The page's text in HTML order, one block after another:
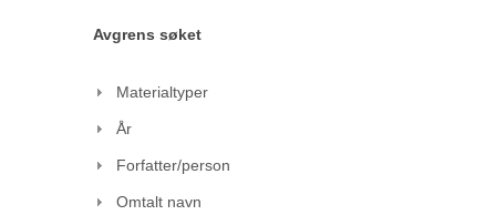
Avgrens søket
Materialtyper
År
Forfatter/person
Omtalt navn